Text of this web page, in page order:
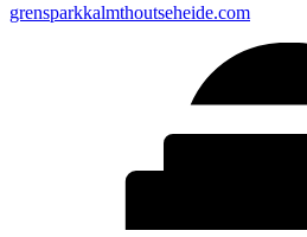
grensparkkalmthoutseheide.com